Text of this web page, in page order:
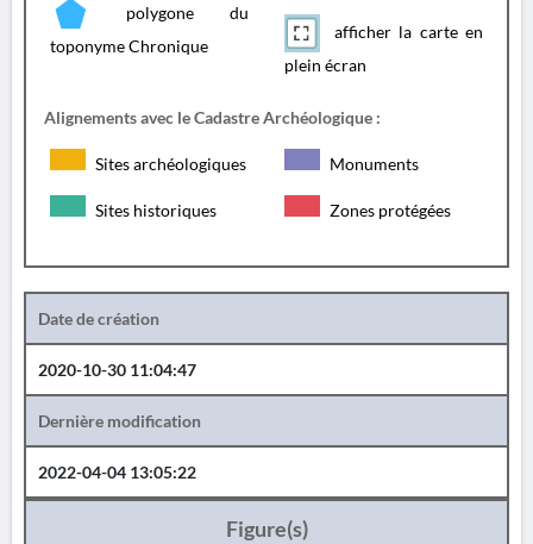
polygone du
toponyme Chronique
afficher la carte en
plein écran
Alignements avec le Cadastre Archéologique :
Sites archéologiques Monuments
Sites historiques Zones protégées
Date de création
2020-10-30 11:04:47
Dernière modification
2022-04-04 13:05:22
Figure(s)